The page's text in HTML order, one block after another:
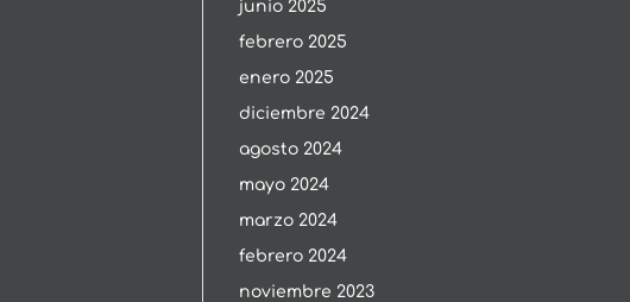
junio 2025
febrero 2025
enero 2025
diciembre 2024
agosto 2024
mayo 2024
marzo 2024
febrero 2024
noviembre 2023